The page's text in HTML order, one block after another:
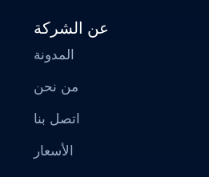
عن الشركة
المدونة
من نحن
اتصل بنا
الأسعار